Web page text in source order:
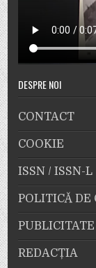
DESPRE NOI
CONTACT
COOKIE
ISSN / ISSN-L
POLITICĂ DE
PUBLICITATE
REDACȚIA